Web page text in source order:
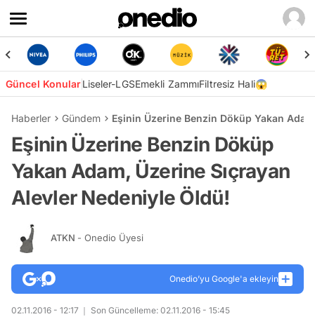
Güncel KonularLiseler-LGSEmekli ZammıFiltresiz Hali😱
Haberler Gündem Eşinin Üzerine Benzin Döküp Yakan
Eşinin Üzerine Benzin Döküp
Yakan Adam, Üzerine Sıçrayan
Alevler Nedeniyle Öldü!
ATKN - Onedio Üyesi
Onedio’yu Google'a ekleyin
02.11.2016 - 12:17 Son Güncelleme: 02.11.2016 - 15:45